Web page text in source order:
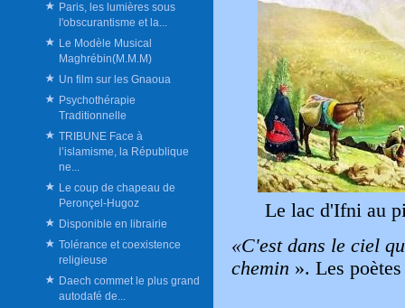
Paris, les lumières sous
l'obscurantisme et la...
Le Modèle Musical
Maghrébin(M.M.M)
Un film sur les Gnaoua
Psychothérapie
Traditionnelle
TRIBUNE Face à
l’islamisme, la République
ne...
Le coup de chapeau de
Peronçel-Hugoz
Disponible en librairie
Tolérance et coexistence
religieuse
Daech commet le plus grand
autodafé de...
Le lac d'Ifni au
«C'est dans le ciel
chemin ». Les